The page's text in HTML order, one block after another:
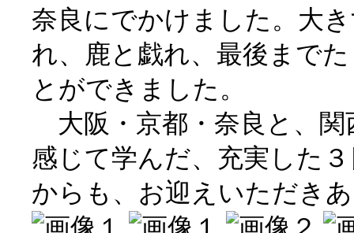
奈良にでかけました。大
れ、鹿と戯れ、最後まで
とができました。
大阪・京都・奈良と、関
感じて学んだ、充実した
からも、お迎えいただき